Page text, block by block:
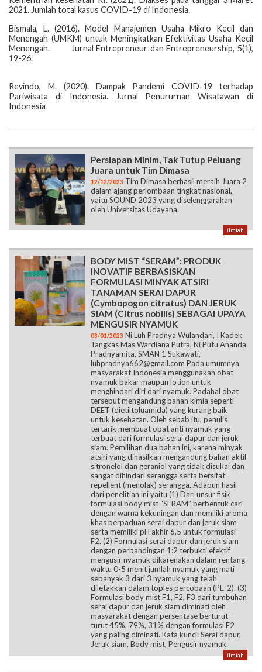
2021. Jumlah total kasus COVID-19 di Indonesia.
Bismala, L. (2016). Model Manajemen Usaha Mikro Kecil dan
Menengah (UMKM) untuk Meningkatkan Efektivitas Usaha Kecil
Menengah. Jurnal Entrepreneur dan Entrepreneurship, 5(1),
19-26.
Revindo, M. (2020). Dampak Pandemi COVID-19 terhadap
Pariwisata di Indonesia. Jurnal Penururnan Wisatawan di
Indonesia
Persiapan Minim, Tak Tutup Peluang
Juara untuk Tim Dimasa
12/12/2023 Tim Dimasa berhasil meraih Juara 2
dalam ajang perlombaan tingkat nasional,
yaitu SOUND 2023 yang diselenggarakan
oleh Universitas Udayana.
ilmiah
BODY MIST “SERAM”: PRODUK
INOVATIF BERBASISKAN
FORMULASI MINYAK ATSIRI
TANAMAN SERAI DAPUR
(Cymbopogon citratus) DAN JERUK
SIAM (Citrus nobilis) SEBAGAI UPAYA
MENGUSIR NYAMUK
03/01/2023 Ni Luh Pradnya Wulandari, I Kadek
Tangkas Mas Wardiana Putra, Ni Putu Ananda
Pradnyamita, SMAN 1 Sukawati,
luhpradnya662@gmail.com Pada umumnya
masyarakat Indonesia menggunakan obat
nyamuk bakar maupun lotion untuk
menghindari diri dari nyamuk. Padahal obat
tersebut mengandung bahan kimia seperti
DEET (dietiltoluamida) yang kurang baik
untuk kesehatan. Oleh sebab itu, penulis
tertarik membuat obat anti nyamuk yang
terbuat dari formulasi serai dapur dan jeruk
siam. Pemilihan dua bahan ini, karena minyak
atsiri yang dihasilkan mengandung bahan aktif
sitronelol dan geraniol yang tidak disukai dan
sangat dihindari serangga serta bersifat
repellent (menolak) serangga. Adapun hasil
dari penelitian ini yaitu (1) Dari unsur fisik
formulasi body mist “SERAM” berbentuk cari
dengan warna kekuningan dan memiliki aroma
khas perpaduan serai dapur dan jeruk siam
serta memiliki pH akhir 6,5 untuk formulasi
F2. (2) Formulasi serai dapur dan jeruk siam
dengan perbandingan 1:2 terbukti efektif
mengusir nyamuk dikarenakan dalam rentang
waktu 0-5 menit jumlah nyamuk yang mati
sebanyak 3 dari 3 nyamuk yang telah
diletakkan dalam toples percobaan (PE-2). (3)
Formulasi body mist F1, F2, F3 dari tumbuhan
serai dapur dan jeruk siam diminati oleh
masyarakat dengan persentase berturut-
turut 45%, 79%, 31% dengan formulasi F2
yang paling diminati. Kata kunci: Serai dapur,
Jeruk siam, Body mist, Pengusir nyamuk.
ilmiah